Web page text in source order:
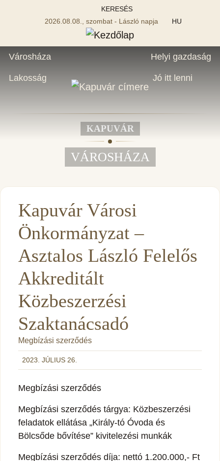
KERESÉS
2026.08.08., szombat - László napja
HU
Városháza
Lakosság
Helyi gazdaság
Jó itt lenni
KAPUVÁR
VÁROSHÁZA
Kapuvár Városi
Önkormányzat –
Asztalos László Felelős
Akkreditált
Közbeszerzési
Szaktanácsadó
Megbízási szerződés
2023. JÚLIUS 26.
Megbízási szerződés
Megbízási szerződés tárgya: Közbeszerzési
feladatok ellátása „Király-tó Óvoda és
Bölcsőde bővítése” kivitelezési munkák
Megbízási szerződés díja: nettó 1.200.000,- Ft